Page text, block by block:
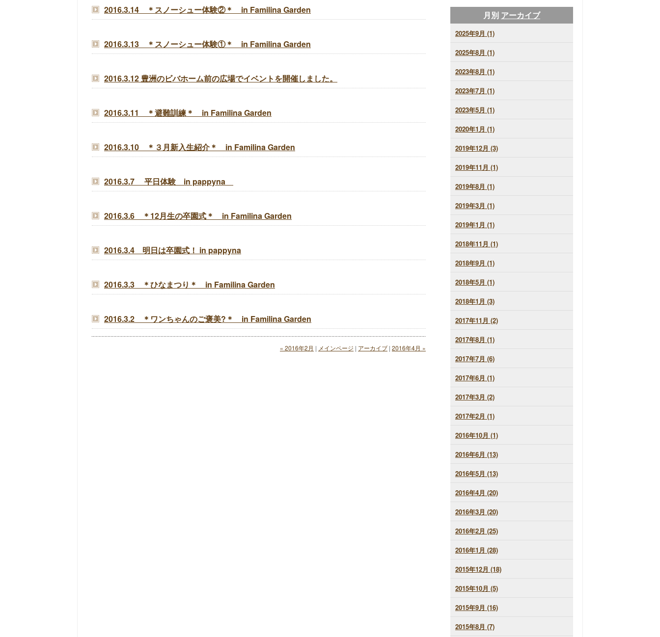
2016.3.14 ＊スノーシュー体験②＊ in Familina Garden
2016.3.13 ＊スノーシュー体験①＊ in Familina Garden
2016.3.12 豊洲のビバホーム前の広場でイベントを開催しました。
2016.3.11 ＊避難訓練＊ in Familina Garden
2016.3.10 ＊３月新入生紹介＊ in Familina Garden
2016.3.7 平日体験 in pappyna
2016.3.6 ＊12月生の卒園式＊ in Familina Garden
2016.3.4 明日は卒園式！ in pappyna
2016.3.3 ＊ひなまつり＊ in Familina Garden
2016.3.2 ＊ワンちゃんのご褒美?＊ in Familina Garden
« 2016年2月 | メインページ | アーカイブ | 2016年4月 »
月別 アーカイブ
2025年9月 (1)
2025年8月 (1)
2023年8月 (1)
2023年7月 (1)
2023年5月 (1)
2020年1月 (1)
2019年12月 (3)
2019年11月 (1)
2019年8月 (1)
2019年3月 (1)
2019年1月 (1)
2018年11月 (1)
2018年9月 (1)
2018年5月 (1)
2018年1月 (3)
2017年11月 (2)
2017年8月 (1)
2017年7月 (6)
2017年6月 (1)
2017年3月 (2)
2017年2月 (1)
2016年10月 (1)
2016年6月 (13)
2016年5月 (13)
2016年4月 (20)
2016年3月 (20)
2016年2月 (25)
2016年1月 (28)
2015年12月 (18)
2015年10月 (5)
2015年9月 (16)
2015年8月 (7)